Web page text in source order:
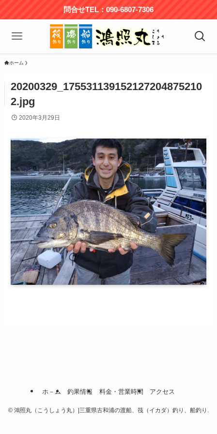
問合せTEL：090-6807-7306
ホーム
20200329_175531139152127204875210
2.jpg
2020年3月29日
ホ－ム 釣果情報 料金・営業時間 アクセス
© 鴻照丸（こうしょう丸）|三重県古和浦の渡船、筏（イカダ）釣り、船釣り.